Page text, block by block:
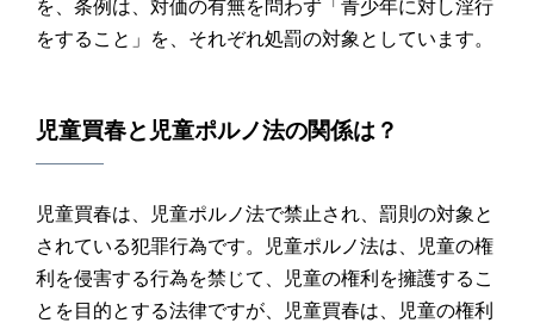
を、条例は、対価の有無を問わず「青少年に対し淫行
をすること」を、それぞれ処罰の対象としています。
児童買春と 児童ポルノ法の関係は？
児童買春は、児童ポルノ法で禁止され、罰則の対象と
されている犯罪行為です。児童ポルノ法は、児童の権
利を侵害する行為を禁じて、児童の権利を擁護するこ
とを目的とする法律ですが、児童買春は、児童の権利